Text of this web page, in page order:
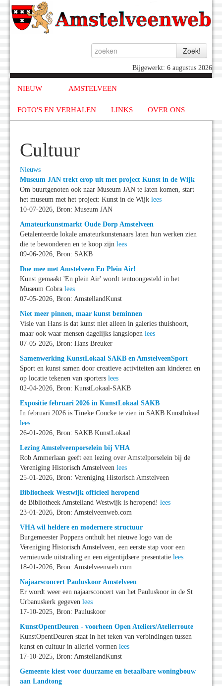
Bijgewerkt: 6 augustus 2026
NIEUW AMSTELVEEN
FOTO'S EN VERHALEN LINKS OVER ONS
Cultuur
Nieuws
Museum JAN trekt erop uit met project Kunst in de Wijk
Om buurtgenoten ook naar Museum JAN te laten komen, start
het museum met het project: Kunst in de Wijk lees
10-07-2026, Bron: Museum JAN
Amateurkunstmarkt Oude Dorp Amstelveen
Getalenteerde lokale amateurkunstenaars laten hun werken zien
die te bewonderen en te koop zijn lees
09-06-2026, Bron: SAKB
Doe mee met Amstelveen En Plein Air!
Kunst gemaakt 'En plein Air' wordt tentoongesteld in het
Museum Cobra lees
07-05-2026, Bron: AmstellandKunst
Niet meer pinnen, maar kunst beminnen
Visie van Hans is dat kunst niet alleen in galeries thuishoort,
maar ook waar mensen dagelijks langslopen lees
07-05-2026, Bron: Hans Breuker
Samenwerking KunstLokaal SAKB en AmstelveenSport
Sport en kunst samen door creatieve activiteiten aan kinderen en
op locatie tekenen van sporters lees
02-04-2026, Bron: KunstLokaal-SAKB
Expositie februari 2026 in KunstLokaal SAKB
In februari 2026 is Tineke Coucke te zien in SAKB Kunstlokaal
lees
26-01-2026, Bron: SAKB KunstLokaal
Lezing Amstelveenporselein bij VHA
Rob Ammerlaan geeft een lezing over Amstelporselein bij de
Vereniging Historisch Amstelveen lees
25-01-2026, Bron: Vereniging Historisch Amstelveen
Bibliotheek Westwijk officieel heropend
de Bibliotheek Amstelland Westwijk is heropend! lees
23-01-2026, Bron: Amstelveenweb.com
VHA wil heldere en modernere structuur
Burgemeester Poppens onthult het nieuwe logo van de
Vereniging Historisch Amstelveen, een eerste stap voor een
vernieuwde uitstraling en een eigentijdsere presentatie lees
18-01-2026, Bron: Amstelveenweb.com
Najaarsconcert Pauluskoor Amstelveen
Er wordt weer een najaarsconcert van het Pauluskoor in de St
Urbanuskerk gegeven lees
17-10-2025, Bron: Pauluskoor
KunstOpentDeuren - voorheen Open Ateliers/Atelierroute
KunstOpentDeuren staat in het teken van verbindingen tussen
kunst en cultuur in allerlei vormen lees
17-10-2025, Bron: AmstellandKunst
Gemeente kiest voor duurzame en betaalbare woningbouw
aan Landtong